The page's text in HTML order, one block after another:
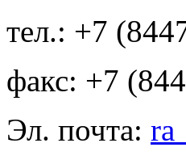
тел.: +7
факс: +7
Эл. почта: